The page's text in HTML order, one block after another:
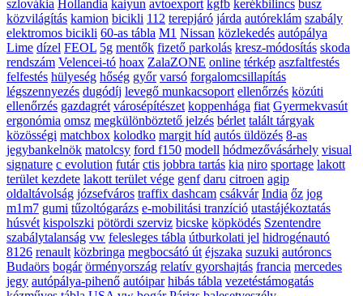
szlovákia Hollandia kaiyun avtoexport kgfb kerékbilincs busz
közvilágítás kamion bicikli 112 terepjáró járda autóreklám szabály
elektromos bicikli 60-as tábla M1 Nissan közlekedés autópálya
Lime dízel FEOL 5g mentők fizető parkolás kresz-módosítás skoda
rendszám Velencei-tó hoax ZalaZONE online térkép aszfaltfestés
felfestés hülyeség hőség győr varsó forgalomcsillapítás
légszennyezés dugódíj levegő munkacsoport ellenőrzés közúti
ellenőrzés gazdagrét városépítészet koppenhága fiat Gyermekvasút
ergonómia omsz megkülönböztető jelzés bérlet talált tárgyak
közösségi matchbox kolodko margit híd autós üldözés 8-as
jegybankelnök matolcsy ford f150 modell hódmezővásárhely visual
signature c evolution futár ctis jobbra tartás kia niro sportage lakott
terület kezdete lakott terület vége genf daru citroen agip
oldaltávolság józsefváros traffix dashcam csákvár India őz jog
m1m7 gumi tűzoltógarázs e-mobilitási tranzíció utastájékoztatás
húsvét kispolszki pötördi szerviz bicske köpködés Szentendre
szabálytalanság vw felesleges tábla útburkolati jel hidrogénautó
8126 renault közbringa megbocsátó út éjszaka suzuki autóroncs
Budaörs bogár örményország relatív gyorshajtás francia mercedes
jegy autópálya-pihenő autóipar hibás tábla vezetéstámogatás